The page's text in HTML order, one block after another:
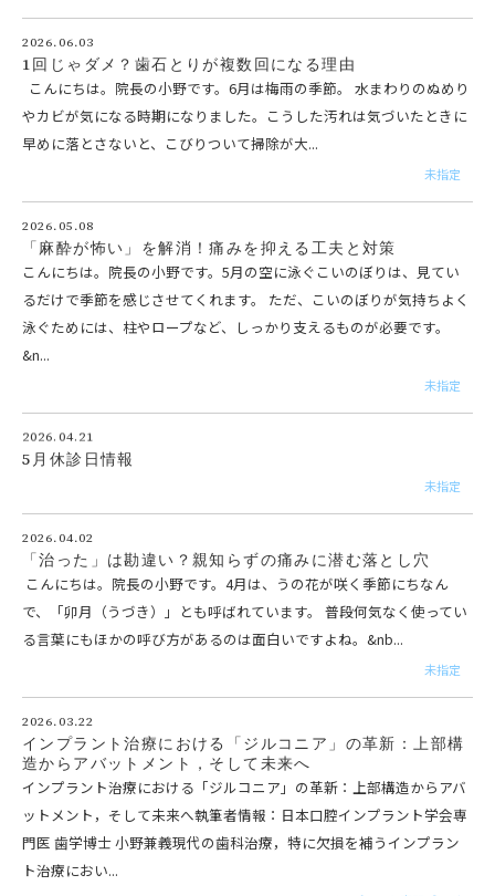
2026.06.03
1回じゃダメ？歯石とりが複数回になる理由
こんにちは。院長の小野です。6月は梅雨の季節。 水まわりのぬめり
やカビが気になる時期になりました。こうした汚れは気づいたときに
早めに落とさないと、こびりついて掃除が大...
未指定
2026.05.08
「麻酔が怖い」を解消！痛みを抑える工夫と対策
こんにちは。院長の小野です。5月の空に泳ぐこいのぼりは、見てい
るだけで季節を感じさせてくれます。 ただ、こいのぼりが気持ちよく
泳ぐためには、柱やロープなど、しっかり支えるものが必要です。
&n...
未指定
2026.04.21
5月休診日情報
未指定
2026.04.02
「治った」は勘違い？親知らずの痛みに潜む落とし穴
こんにちは。院長の小野です。4月は、うの花が咲く季節にちなん
で、「卯月（うづき）」とも呼ばれています。 普段何気なく使ってい
る言葉にもほかの呼び方があるのは面白いですよね。&nb...
未指定
2026.03.22
インプラント治療における「ジルコニア」の革新：上部構
造からアバットメント，そして未来へ
インプラント治療における「ジルコニア」の革新：上部構造からアバ
ットメント，そして未来へ執筆者情報：日本口腔インプラント学会専
門医 歯学博士 小野兼義現代の歯科治療，特に欠損を補うインプラン
ト治療におい...